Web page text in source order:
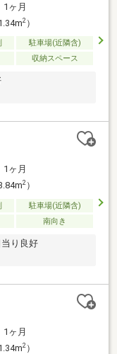
1ヶ月
2）
駐車場(近隣含)
収納スペース
1ヶ月
2）
駐車場(近隣含)
南向き
り良好
1ヶ月
2）